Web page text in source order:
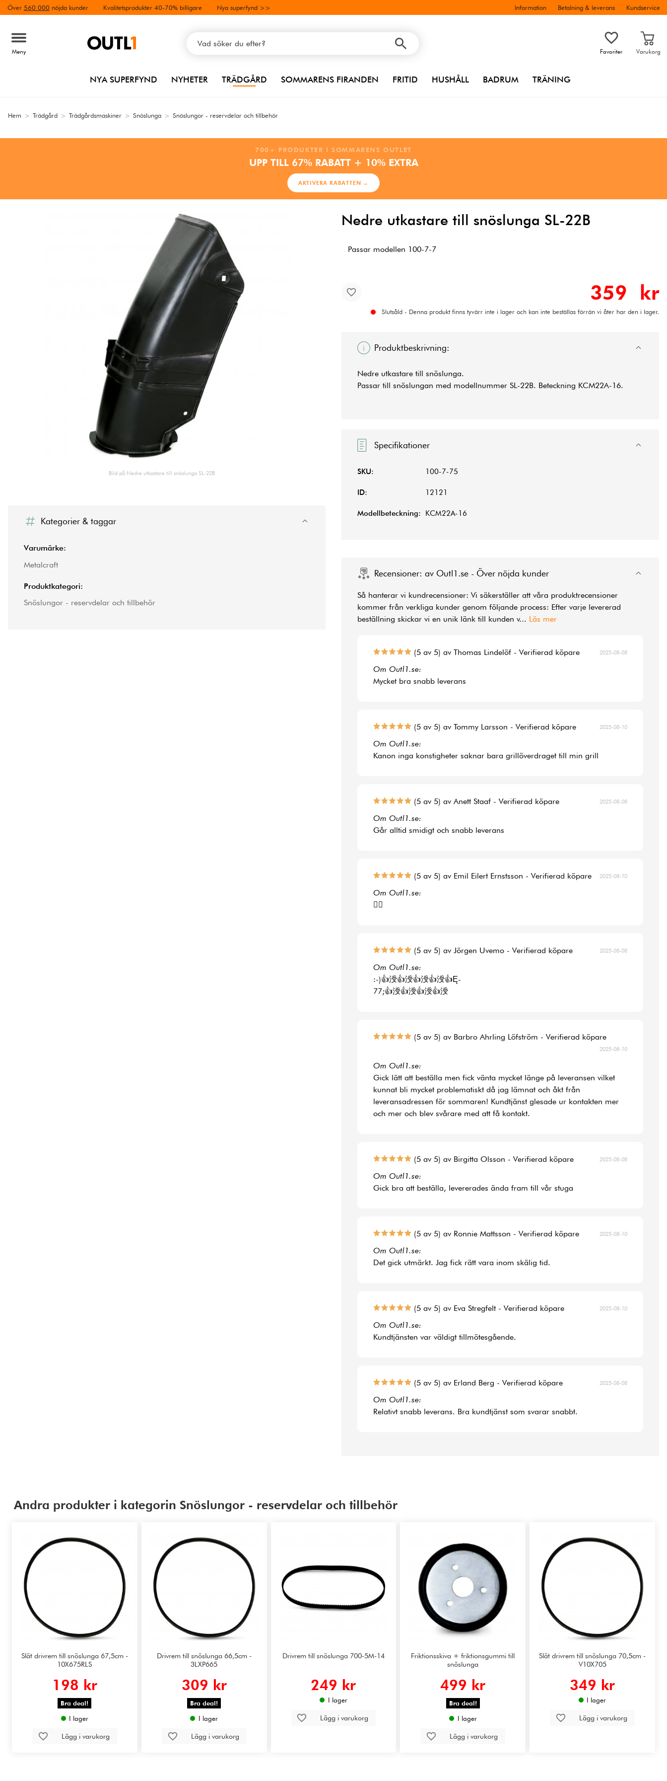
Över 560 000 nöjda kunder Kvalitetsprodukter 40-70% billigare Nya superfynd >> Information Betalning & leverans Kundservice
Meny Favoriter Varukorg
NYA SUPERFYND NYHETER TRÄDGÅRD SOMMARENS FIRANDEN FRITID HUSHÅLL BADRUM TRÄNING
Hem > Trädgård > Trädgårdsmaskiner > Snöslunga > Snöslungor - reservdelar och tillbehör
700+ PRODUKTER I SOMMARENS OUTLET
UPP TILL 67% RABATT + 10% EXTRA
AKTIVERA RABATTEN →
Nedre utkastare till snöslunga SL-22B
Bild på Nedre utkastare till snöslunga SL-22B
Passar modellen 100-7-7
359 kr
Slutsåld - Denna produkt finns tyvärr inte i lager och kan inte beställas förrän vi åter har den i lager.
Produktbeskrivning:
Nedre utkastare till snöslunga.
Passar till snöslungan med modellnummer SL-22B. Beteckning KCM22A-16.
Specifikationer
SKU: 100-7-75
ID: 12121
Modellbeteckning: KCM22A-16
Kategorier & taggar
Varumärke:
Metalcraft
Produktkategori:
Snöslungor - reservdelar och tillbehör
Recensioner: av Outl1.se - Över nöjda kunder
Så hanterar vi kundrecensioner: Vi säkerställer att våra produktrecensioner
kommer från verkliga kunder genom följande process: Efter varje levererad
beställning skickar vi en unik länk till kunden v... Läs mer
(5 av 5) av Thomas Lindelöf - Verifierad köpare 2025-08-08
Om Outl1.se:
Mycket bra snabb leverans
(5 av 5) av Tommy Larsson - Verifierad köpare 2025-08-10
Om Outl1.se:
Kanon inga konstigheter saknar bara grillöverdraget till min grill
(5 av 5) av Anett Staaf - Verifierad köpare 2025-08-08
Om Outl1.se:
Går alltid smidigt och snabb leverans
(5 av 5) av Emil Eilert Ernstsson - Verifierad köpare 2025-08-10
Om Outl1.se:
👍🏻
(5 av 5) av Jörgen Uvemo - Verifierad köpare 2025-08-08
Om Outl1.se:
:-)👍涭👍涭👍涭👍涭👍Ę-
77;👍涭👍涭👍涭👍涭
(5 av 5) av Barbro Ahrling Löfström - Verifierad köpare
2025-08-10
Om Outl1.se:
Gick lätt att beställa men fick vänta mycket länge på leveransen vilket
kunnat bli mycket problematiskt då jag lämnat och åkt från
leveransadressen för sommaren! Kundtjänst glesade ur kontakten mer
och mer och blev svårare med att få kontakt.
(5 av 5) av Birgitta Olsson - Verifierad köpare 2025-08-08
Om Outl1.se:
Gick bra att beställa, levererades ända fram till vår stuga
(5 av 5) av Ronnie Mattsson - Verifierad köpare 2025-08-10
Om Outl1.se:
Det gick utmärkt. Jag fick rätt vara inom skälig tid.
(5 av 5) av Eva Stregfelt - Verifierad köpare 2025-08-10
Om Outl1.se:
Kundtjänsten var väldigt tillmötesgående.
(5 av 5) av Erland Berg - Verifierad köpare 2025-08-08
Om Outl1.se:
Relativt snabb leverans. Bra kundtjänst som svarar snabbt.
Andra produkter i kategorin Snöslungor - reservdelar och tillbehör
Slät drivrem till snöslunga 67,5cm -
10X675RLS
198 kr
Bra deal!
I lager
Lägg i varukorg
Drivrem till snöslunga 66,5cm -
3LXP665
309 kr
Bra deal!
I lager
Lägg i varukorg
Drivrem till snöslunga 700-5M-14
249 kr
I lager
Lägg i varukorg
Friktionsskiva + friktionsgummi till
snöslunga
499 kr
Bra deal!
I lager
Lägg i varukorg
Slät drivrem till snöslunga 70,5cm -
V10X705
349 kr
I lager
Lägg i varukorg